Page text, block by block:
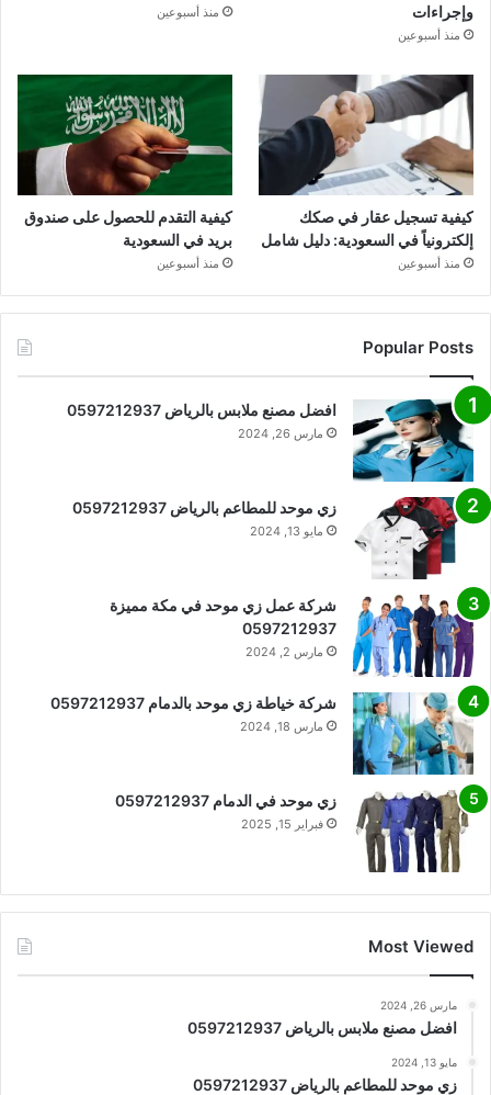
وإجراءات
منذ أسبوعين
منذ أسبوعين
كيفية تسجيل عقار في صكك
إلكترونياً في السعودية: دليل شامل
منذ أسبوعين
كيفية التقدم للحصول على صندوق
بريد في السعودية
منذ أسبوعين
Popular Posts
افضل مصنع ملابس بالرياض 0597212937
مارس 26, 2024
زي موحد للمطاعم بالرياض 0597212937
مايو 13, 2024
شركة عمل زي موحد في مكة مميزة
0597212937
مارس 2, 2024
شركة خياطة زي موحد بالدمام 0597212937
مارس 18, 2024
زي موحد في الدمام 0597212937
فبراير 15, 2025
Most Viewed
مارس 26, 2024
افضل مصنع ملابس بالرياض 0597212937
مايو 13, 2024
زي موحد للمطاعم بالرياض 0597212937